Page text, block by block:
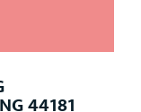
44181